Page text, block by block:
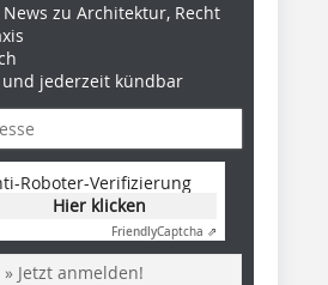
News zu Architektur, Recht
und jederzeit kündbar
Roboter-Verifizierung
Hier klicken
FriendlyCaptcha ⇗
» Jetzt anmelden!